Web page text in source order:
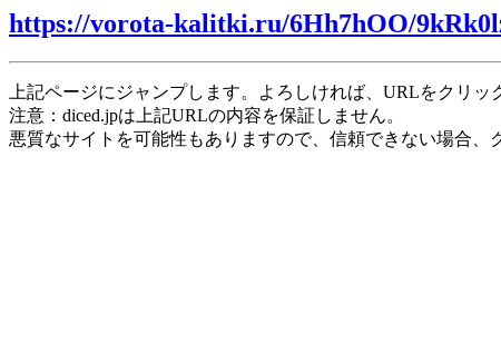
https://vorota-kalitki.ru/6Hh7hOO/
上記ページにジャンプします。よろしければ、URLをクリッ
注意：diced.jpは上記URLの内容を保証しません。
悪質なサイトを可能性もありますので、信頼できない場合、